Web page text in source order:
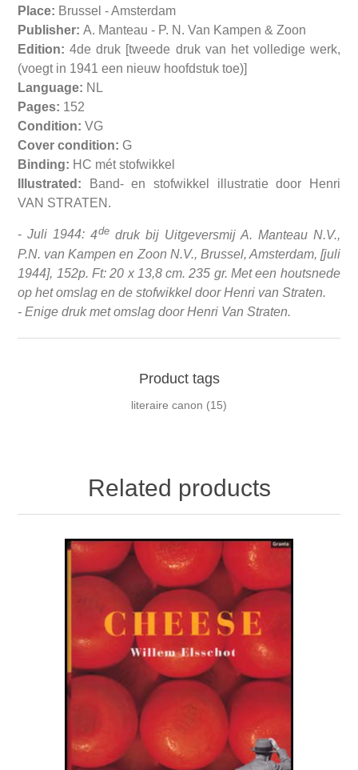
Place: Brussel - Amsterdam
Publisher: A. Manteau - P. N. Van Kampen & Zoon
Edition: 4de druk [tweede druk van het volledige werk,
(voegt in 1941 een nieuw hoofdstuk toe)]
Language: NL
Pages: 152
Condition: VG
Cover condition: G
Binding: HC mét stofwikkel
Illustrated:
Band- en stofwikkel illustratie door Henri
VAN STRATEN.
-Juli 1944: 4dedruk bij Uitgeversmij A. Manteau N.V.,
P.N. van Kampen en Zoon N.V., Brussel, Amsterdam, [juli
1944], 152p. Ft: 20 x 13,8 cm. 235 gr.Met een houtsnede
op het omslag en de stofwikkel door Henri van Straten.
- Enige druk met omslag door Henri Van Straten.
Product tags
literaire canon (15)
Related products